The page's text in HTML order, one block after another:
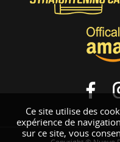
Ce site utilise des
expérience de
sur ce site, vous